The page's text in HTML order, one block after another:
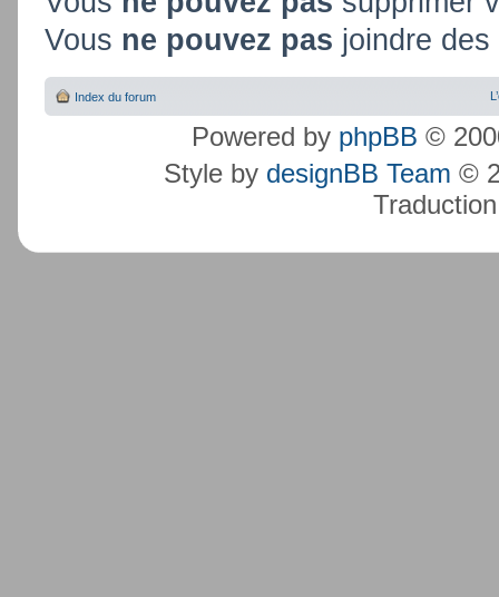
Vous ne pouvez pas joindre
Index du forum
Powered by phpBB ©
Style by designBB Team ©